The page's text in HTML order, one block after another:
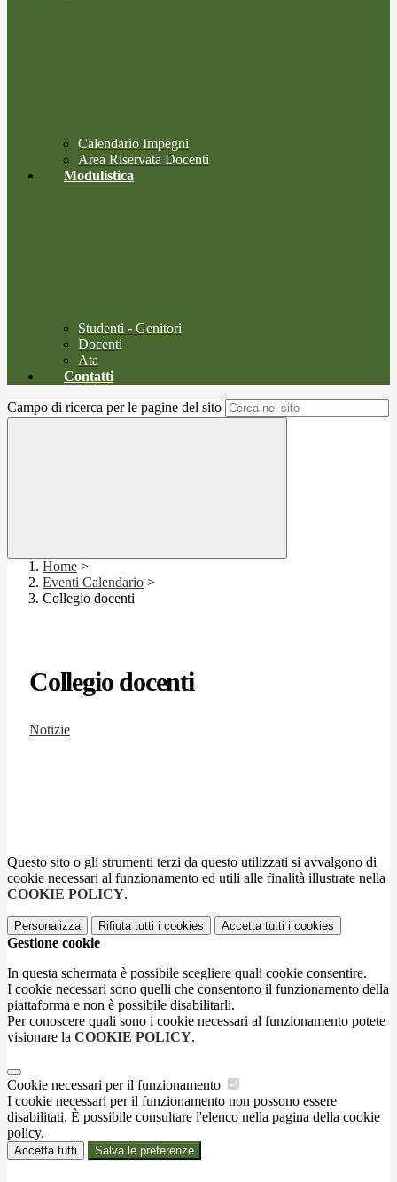
Calendario Impegni
Area Riservata Docenti
Modulistica
Studenti - Genitori
Docenti
Ata
Contatti
Campo di ricerca per le pagine del sito
Home >
Eventi Calendario >
Collegio docenti
Collegio docenti
Notizie
Questo sito o gli strumenti terzi da questo utilizzati si avvalgono di
cookie necessari al funzionamento ed utili alle finalità illustrate nella
COOKIE POLICY.
Personalizza Rifiuta tutti i cookies Accetta tutti i cookies
Gestione cookie
In questa schermata è possibile scegliere quali cookie consentire.
I cookie necessari sono quelli che consentono il funzionamento della
piattaforma e non è possibile disabilitarli.
Per conoscere quali sono i cookie necessari al funzionamento potete
visionare la COOKIE POLICY.
Cookie necessari per il funzionamento
I cookie necessari per il funzionamento non possono essere
disabilitati. È possibile consultare l'elenco nella pagina della cookie
policy.
Accetta tutti Salva le preferenze